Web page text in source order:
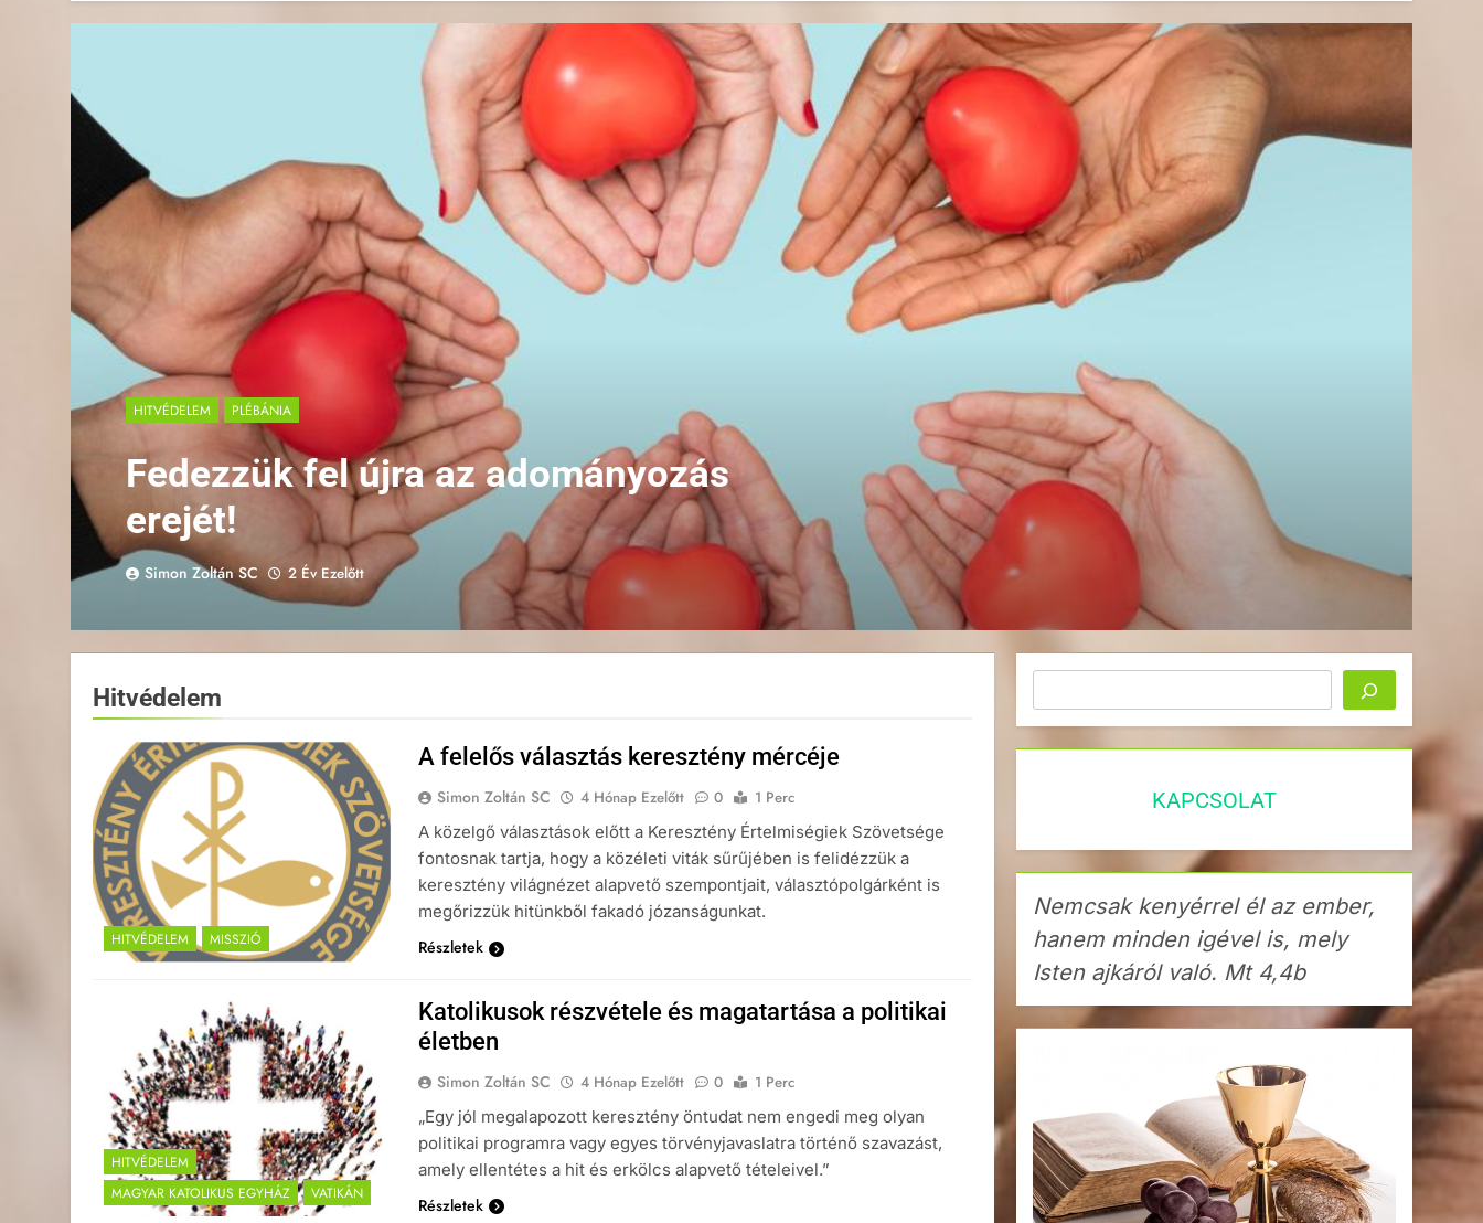
HITVÉDELEM PLÉBÁNIA
Fedezzük fel újra az adományozás
erejét!
Simon Zoltán SC 2 Év Ezelőtt
Hitvédelem
HITVÉDELEM MISSZIÓ
A felelős választás keresztény mércéje
Simon Zoltán SC 4 Hónap Ezelőtt 0
1 Perc
A közelgő választások előtt a Keresztény Értelmiségiek Szövetsége
fontosnak tartja, hogy a közéleti viták sűrűjében is felidézzük a
keresztény világnézet alapvető szempontjait, választópolgárként is
megőrizzük hitünkből fakadó józanságunkat.
Részletek
HITVÉDELEM
MAGYAR KATOLIKUS EGYHÁZ
VATIKÁN
Katolikusok részvétele és magatartása a politikai
életben
Simon Zoltán SC 4 Hónap Ezelőtt 0
1 Perc
„Egy jól megalapozott keresztény öntudat nem engedi meg olyan
politikai programra vagy egyes törvényjavaslatra történő szavazást,
amely ellentétes a hit és erkölcs alapvető tételeivel.”
Részletek
KAPCSOLAT
Nemcsak kenyérrel él az ember,
hanem minden igével is, mely
Isten ajkáról való. Mt 4,4b